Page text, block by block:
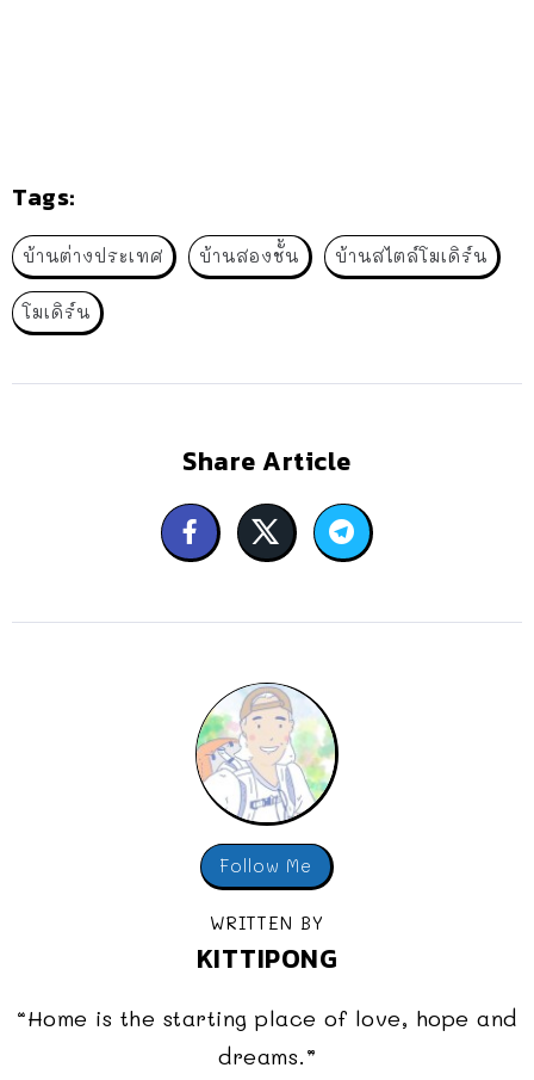
Tags:
บ้านต่างประเทศ บ้านสองชั้น บ้านสไตล์โมเดิร์น
โมเดิร์น
Share Article
Follow Me
WRITTEN BY
KITTIPONG
“Home is the starting place of love, hope and
dreams.”